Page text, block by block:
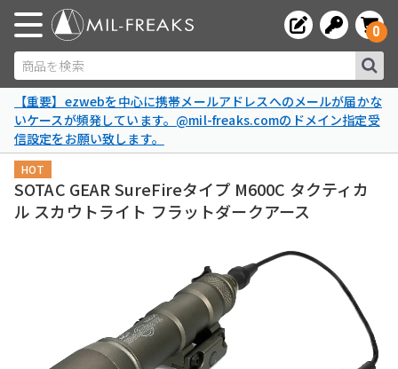
商品を検索
0
【重要】ezwebを中心に携帯メールアドレスへのメールが届かな
いケースが頻発しています。@mil-freaks.comのドメイン指定受
信設定をお願い致します。
HOT
SOTAC GEAR SureFireタイプ M600C タクティカ
ル スカウトライト フラットダークアース